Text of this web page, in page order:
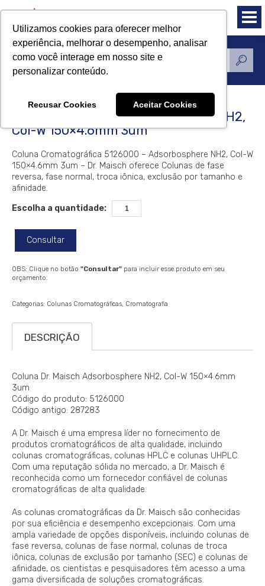
Utilizamos cookies para oferecer melhor
experiência, melhorar o desempenho, analisar
como você interage em nosso site e
personalizar conteúdo.
Recusar Cookies Aceitar Cookies
Produtos
Coluna Dr. Maisch Adsorbosphere NH2,
Col-W 150×4.6mm 3um
Coluna Cromatográfica 5126000 – Adsorbosphere NH2, Col-W
150×4.6mm 3um – Dr. Maisch oferece Colunas de fase
reversa, fase normal, troca iônica, exclusão por tamanho e
afinidade.
Escolha a quantidade:
Consultar
OBS: Clique no botão "Consultar" para incluir esse produto em seu
orçamento.
Categorias: Colunas Cromatográficas Cromatografia
DESCRIÇÃO
Coluna Dr. Maisch Adsorbosphere NH2, Col-W 150×4.6mm
3um
Código do produto: 5126000
Código antigo: 287283
A Dr. Maisch é uma empresa líder no fornecimento de
produtos cromatográficos de alta qualidade, incluindo
colunas cromatográficas, colunas HPLC e colunas UHPLC.
Com uma reputação sólida no mercado, a Dr. Maisch é
reconhecida como um fornecedor confiável de colunas
cromatográficas de alta qualidade.
As colunas cromatográficas da Dr. Maisch são conhecidas
por sua eficiência e desempenho excepcionais. Com uma
ampla variedade de opções disponíveis, incluindo colunas de
fase reversa, colunas de fase normal, colunas de troca
iônica, colunas de exclusão por tamanho (SEC) e colunas de
afinidade, os cientistas e pesquisadores têm acesso a uma
gama diversificada de soluções cromatográficas.